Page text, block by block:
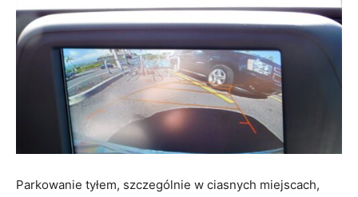
Parkowanie tyłem, szczególnie w ciasnych miejscach,